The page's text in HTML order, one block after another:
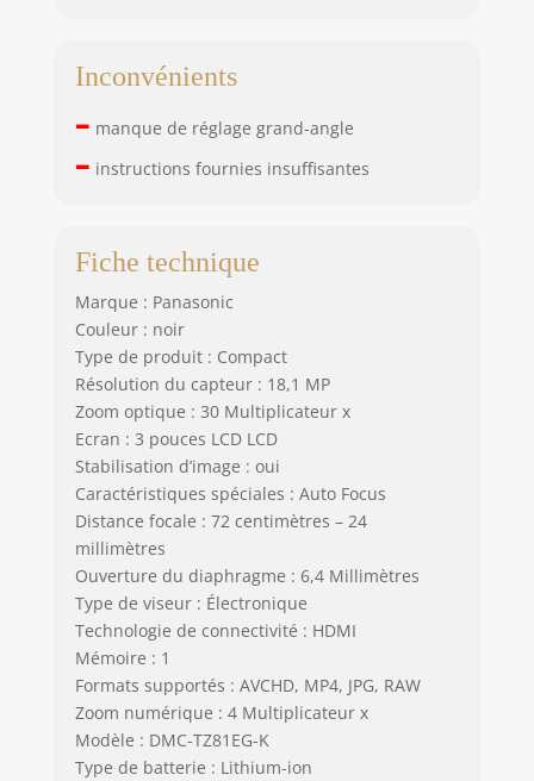
Inconvénients
– manque de réglage grand-angle
– instructions fournies insuffisantes
Fiche technique
Marque : Panasonic
Couleur : noir
Type de produit : Compact
Résolution du capteur : 18,1 MP
Zoom optique : 30 Multiplicateur x
Ecran : 3 pouces LCD LCD
Stabilisation d’image : oui
Caractéristiques spéciales : Auto Focus
Distance focale : 72 centimètres – 24
millimètres
Ouverture du diaphragme : 6,4 Millimètres
Type de viseur : Électronique
Technologie de connectivité : HDMI
Mémoire : 1
Formats supportés : AVCHD, MP4, JPG, RAW
Zoom numérique : 4 Multiplicateur x
Modèle : DMC-TZ81EG-K
Type de batterie : Lithium-ion